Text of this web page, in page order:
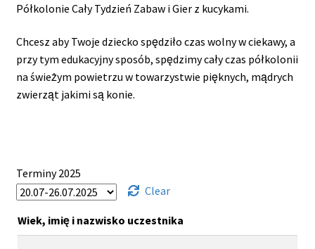
Półkolonie Cały Tydzień Zabaw i Gier z kucykami.
Chcesz aby Twoje dziecko spędziło czas wolny w ciekawy, a
przy tym edukacyjny sposób, spędzimy cały czas półkolonii
na świeżym powietrzu w towarzystwie pięknych, mądrych
zwierząt jakimi są konie.
Terminy 2025
Clear
Wiek, imię i nazwisko uczestnika